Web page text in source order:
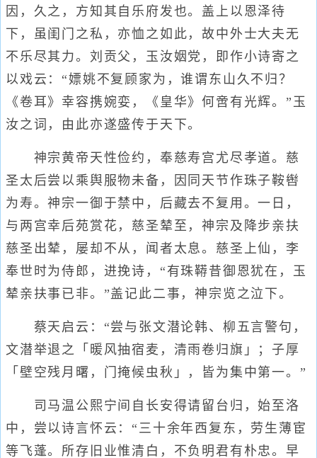
因，久之，方知其自乐府发也。盖上以恩泽待
下，虽闺门之私，亦恤之如此，故中外士大夫无
不乐尽其力。刘贡父，玉汝姻党，即作小诗寄之
以戏云：“嫖姚不复顾家为，谁谓东山久不归？
《卷耳》幸容携婉娈，《皇华》何啻有光辉。”玉
汝之词，由此亦遂盛传于天下。
神宗黄帝天性俭约，奉慈寿宫尤尽孝道。慈
圣太后尝以乘舆服物未备，因同天节作珠子鞍辔
为寿。神宗一御于禁中，后藏去不复用。一日，
与两宫幸后苑赏花，慈圣辇至，神宗及降步亲扶
慈圣出辇，屡却不从，闻者太息。慈圣上仙，李
奉世时为侍郎，进挽诗，“有珠鞯昔御恩犹在，玉
辇亲扶事已非。”盖记此二事，神宗览之泣下。
蔡天启云：“尝与张文潜论韩、柳五言警句，
文潜举退之「暖风抽宿麦，清雨卷归旗」；子厚
「壁空残月曙，门掩候虫秋」，皆为集中第一。”
司马温公熙宁间自长安得请留台归，始至洛
中，尝以诗言怀云：“三十余年西复东，劳生薄宦
等飞蓬。所存旧业惟清白，不负明君有朴忠。早